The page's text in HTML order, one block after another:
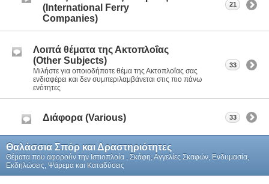
(International Ferry
Companies)
21
Λοιπά θέματα της Ακτοπλοΐας
(Other Subjects)
Μιλήστε για οποιοδήποτε θέμα της Ακτοπλοΐας σας
ενδιαφέρει και δεν συμπεριλαμβάνεται στις πιο πάνω
ενότητες
33
Διάφορα (Various) 33
Θαλάσσια Σπόρ και Δραστηριότητες
Θέματα που αφορούν την Ιστιοπλοία , Σκάφη, Αγγελίες Σκαφών, Ενδυμασία,
Εκδηλώσεις, Ψάρεμα και Καταδύσεις